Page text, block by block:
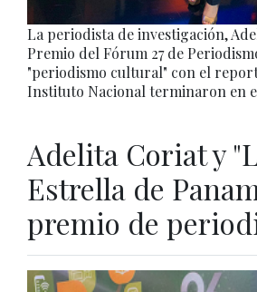
La periodista de investigación,
Premio del Fórum 27 de
"periodismo cultural" con el
Instituto Nacional terminaron en
Adelita Coriat y
Estrella de
premio de